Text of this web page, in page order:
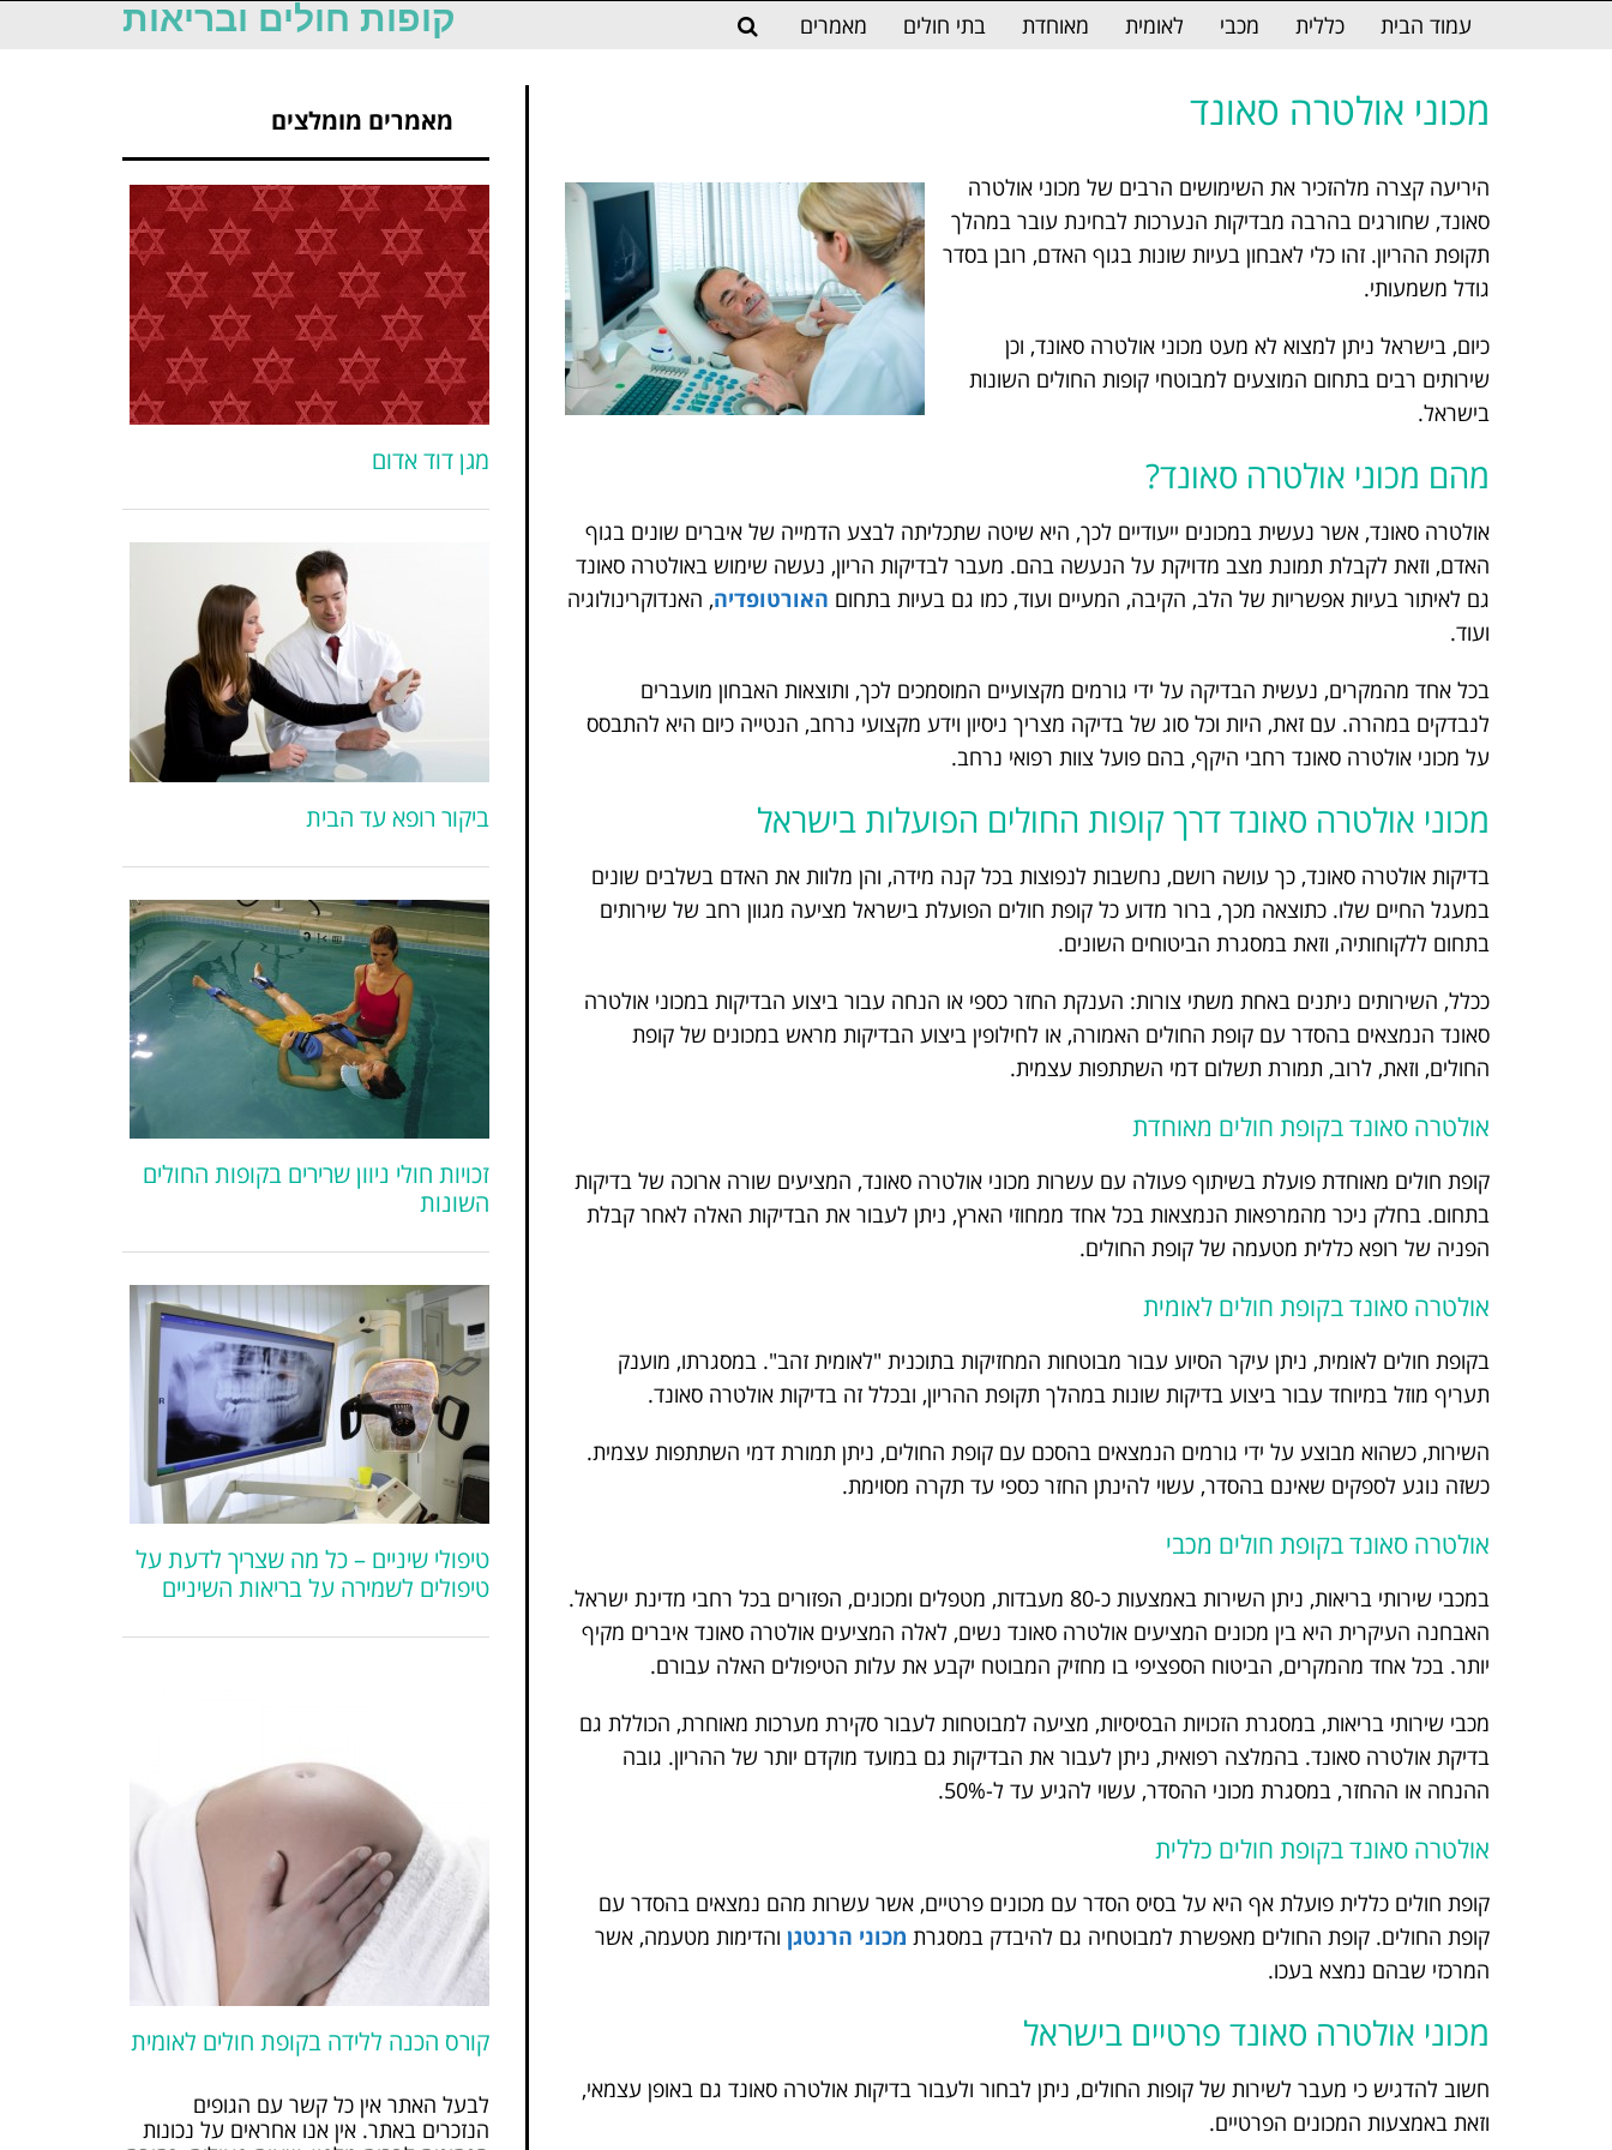
קופות חולים ובריאות עמוד הבית כללית מכבי לאומית מאוחדת בתי חולים מאמרים
מכוני אולטרה סאונד
היריעה קצרה מלהזכיר את השימושים הרבים של מכוני אולטרה
סאונד, שחורגים בהרבה מבדיקות הנערכות לבחינת עובר במהלך
תקופת ההריון. זהו כלי לאבחון בעיות שונות בגוף האדם, רובן בסדר
גודל משמעותי.
כיום, בישראל ניתן למצוא לא מעט מכוני אולטרה סאונד, וכן
שירותים רבים בתחום המוצעים למבוטחי קופות החולים השונות
בישראל.
מהם מכוני אולטרה סאונד?
אולטרה סאונד, אשר נעשית במכונים ייעודיים לכך, היא שיטה שתכליתה לבצע הדמייה של איברים שונים בגוף
האדם, וזאת לקבלת תמונת מצב מדויקת על הנעשה בהם. מעבר לבדיקות הריון, נעשה שימוש באולטרה סאונד
גם לאיתור בעיות אפשריות של הלב, הקיבה, המעיים ועוד, כמו גם בעיות בתחום האורטופדיה, האנדוקרינולוגיה
ועוד.
בכל אחד מהמקרים, נעשית הבדיקה על ידי גורמים מקצועיים המוסמכים לכך, ותוצאות האבחון מועברים
לנבדקים במהרה. עם זאת, היות וכל סוג של בדיקה מצריך ניסיון וידע מקצועי נרחב, הנטייה כיום היא להתבסס
על מכוני אולטרה סאונד רחבי היקף, בהם פועל צוות רפואי נרחב.
מכוני אולטרה סאונד דרך קופות החולים הפועלות בישראל
בדיקות אולטרה סאונד, כך עושה רושם, נחשבות לנפוצות בכל קנה מידה, והן מלוות את האדם בשלבים שונים
במעגל החיים שלו. כתוצאה מכך, ברור מדוע כל קופת חולים הפועלת בישראל מציעה מגוון רחב של שירותים
בתחום ללקוחותיה, וזאת במסגרת הביטוחים השונים.
ככלל, השירותים ניתנים באחת משתי צורות: הענקת החזר כספי או הנחה עבור ביצוע הבדיקות במכוני אולטרה
סאונד הנמצאים בהסדר עם קופת החולים האמורה, או לחילופין ביצוע הבדיקות מראש במכונים של קופת
החולים, וזאת, לרוב, תמורת תשלום דמי השתתפות עצמית.
אולטרה סאונד בקופת חולים מאוחדת
קופת חולים מאוחדת פועלת בשיתוף פעולה עם עשרות מכוני אולטרה סאונד, המציעים שורה ארוכה של בדיקות
בתחום. בחלק ניכר מהמרפאות הנמצאות בכל אחד ממחוזי הארץ, ניתן לעבור את הבדיקות האלה לאחר קבלת
הפניה של רופא כללית מטעמה של קופת החולים.
אולטרה סאונד בקופת חולים לאומית
בקופת חולים לאומית, ניתן עיקר הסיוע עבור מבוטחות המחזיקות בתוכנית "לאומית זהב". במסגרתו, מוענק
תעריף מוזל במיוחד עבור ביצוע בדיקות שונות במהלך תקופת ההריון, ובכלל זה בדיקות אולטרה סאונד.
השירות, כשהוא מבוצע על ידי גורמים הנמצאים בהסכם עם קופת החולים, ניתן תמורת דמי השתתפות עצמית.
כשזה נוגע לספקים שאינם בהסדר, עשוי להינתן החזר כספי עד תקרה מסוימת.
אולטרה סאונד בקופת חולים מכבי
במכבי שירותי בריאות, ניתן השירות באמצעות כ-80 מעבדות, מטפלים ומכונים, הפזורים בכל רחבי מדינת ישראל.
האבחנה העיקרית היא בין מכונים המציעים אולטרה סאונד נשים, לאלה המציעים אולטרה סאונד איברים מקיף
יותר. בכל אחד מהמקרים, הביטוח הספציפי בו מחזיק המבוטח יקבע את עלות הטיפולים האלה עבורם.
מכבי שירותי בריאות, במסגרת הזכויות הבסיסיות, מציעה למבוטחות לעבור סקירת מערכות מאוחרת, הכוללת גם
בדיקת אולטרה סאונד. בהמלצה רפואית, ניתן לעבור את הבדיקות גם במועד מוקדם יותר של ההריון. גובה
ההנחה או ההחזר, במסגרת מכוני ההסדר, עשוי להגיע עד ל-50%.
אולטרה סאונד בקופת חולים כללית
קופת חולים כללית פועלת אף היא על בסיס הסדר עם מכונים פרטיים, אשר עשרות מהם נמצאים בהסדר עם
קופת החולים. קופת החולים מאפשרת למבוטחיה גם להיבדק במסגרת מכוני הרנטגן והדימות מטעמה, אשר
המרכזי שבהם נמצא בעכו.
מכוני אולטרה סאונד פרטיים בישראל
חשוב להדגיש כי מעבר לשירות של קופות החולים, ניתן לבחור ולעבור בדיקות אולטרה סאונד גם באופן עצמאי,
וזאת באמצעות המכונים הפרטיים.
מאמרים מומלצים
מגן דוד אדום
ביקור רופא עד הבית
זכויות חולי ניוון שרירים בקופות החולים
השונות
טיפולי שיניים – כל מה שצריך לדעת על
טיפולים לשמירה על בריאות השיניים
קורס הכנה ללידה בקופת חולים לאומית
לבעל האתר אין כל קשר עם הגופים
הנזכרים באתר. אין אנו אחראים על נכונות